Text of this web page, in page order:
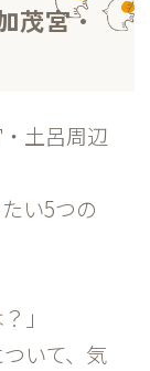
茂宮・
土呂周辺
い5つの
」
いて、気